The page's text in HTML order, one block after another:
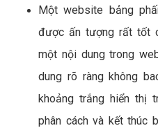
Một website bảng
được ấn tượng rất tốt
một nội dung trong
dung rõ ràng không
khoảng trắng hiển thị
phân cách và kết thúc